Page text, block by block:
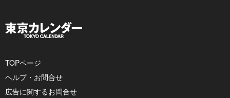
TOPページ
ヘルプ・お問合せ
広告に関するお問合せ